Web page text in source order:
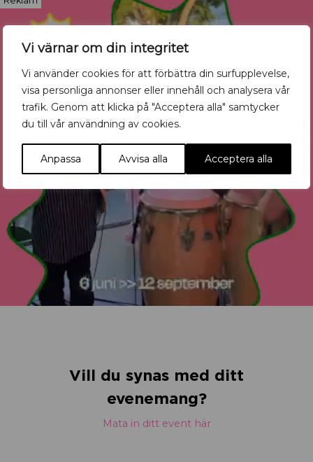
Vi värnar om din integritet
Vi använder cookies för att förbättra din surfupplevelse,
visa personliga annonser eller innehåll och analysera vår
trafik. Genom att klicka på "Acceptera alla" samtycker
du till vår användning av cookies.
Anpassa Avvisa alla Acceptera alla
Vill du synas med ditt
evenemang?
Mata in ditt event här